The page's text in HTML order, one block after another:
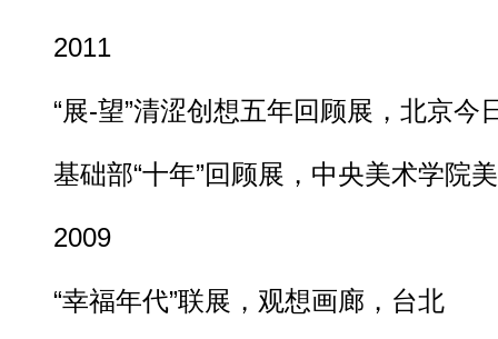
2011
“展-望”清涩创想五年回顾展，北京今
基础部“十年”回顾展，中央美术学院
2009
“幸福年代”联展，观想画廊，台北